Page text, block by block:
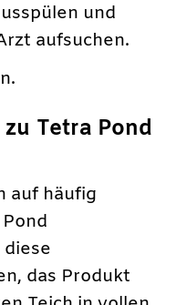
und
aufsuchen.
Tetra Pond
auf häufig
das Produkt